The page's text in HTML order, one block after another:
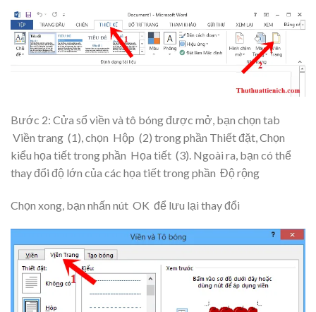
Bước 2: Cửa sổ viền và tô bóng được mở, bạn chọn tab
Viền trang (1), chọn Hộp (2) trong phần Thiết đặt, Chọn
kiểu họa tiết trong phần Họa tiết (3). Ngoài ra, bạn có thể
thay đổi độ lớn của các họa tiết trong phần Độ rộng
Chọn xong, bạn nhấn nút OK để lưu lại thay đổi